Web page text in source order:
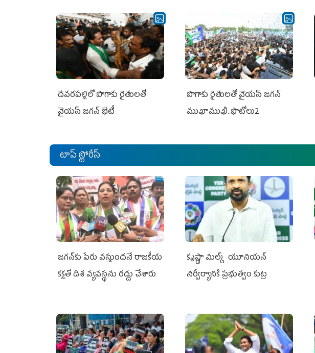
దేవరపల్లిలో పొగాకు రైతులతో
వైయస్ జగన్ భేటీ
పొగాకు రైతుల‌తో వైయ‌స్ జ‌గ‌న్
ముఖాముఖి..ఫొటోలు2
టాప్ స్టోరీస్
జగన్‌కు పేరు వస్తుందనే రాజకీయ
కక్షతో దిశ వ్య‌వ‌స్థ‌ను రద్దు చేశారు
కృష్ణా మిల్క్‌ యూనియన్‌
నిర్వీర్యానికి ప్రభుత్వం కుట్ర